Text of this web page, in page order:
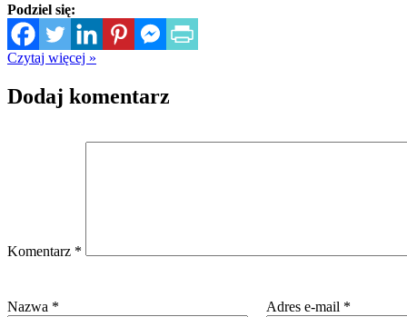
Podziel się:
Czytaj więcej »
Dodaj komentarz
Komentarz *
Nazwa * Adres e-mail *